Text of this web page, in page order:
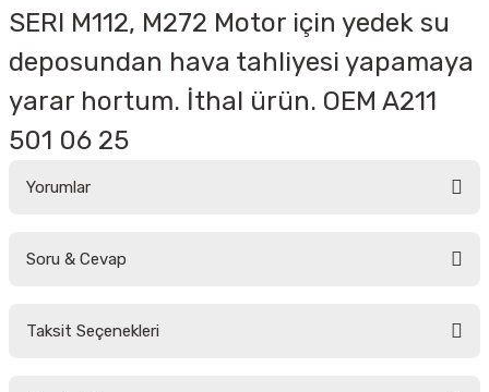
SERI M112, M272 Motor için yedek su
deposundan hava tahliyesi yapamaya
yarar hortum. İthal ürün. OEM A211
501 06 25
Yorumlar
Soru & Cevap
Taksit Seçenekleri